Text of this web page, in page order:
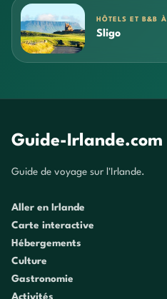
HÔTELS ET B&B À
Sligo
Guide-Irlande.com
Guide de voyage sur l'Irlande.
Aller en Irlande
Carte interactive
Hébergements
Culture
Gastronomie
Activités